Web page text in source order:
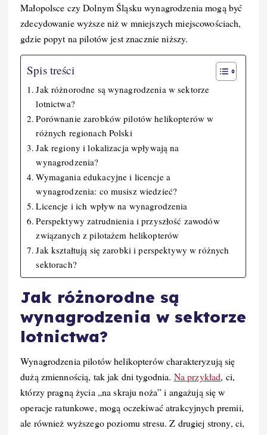
Małopolsce czy Dolnym Śląsku wynagrodzenia mogą być
zdecydowanie wyższe niż w mniejszych miejscowościach,
gdzie popyt na pilotów jest znacznie niższy.
Spis treści
Jak różnorodne są wynagrodzenia w sektorze
lotnictwa?
Porównanie zarobków pilotów helikopterów w
różnych regionach Polski
Jak regiony i lokalizacja wpływają na
wynagrodzenia?
Wymagania edukacyjne i licencje a
wynagrodzenia: co musisz wiedzieć?
Licencje i ich wpływ na wynagrodzenia
Perspektywy zatrudnienia i przyszłość zawodów
związanych z pilotażem helikopterów
Jak kształtują się zarobki i perspektywy w różnych
sektorach?
Jak różnorodne są
wynagrodzenia w sektorze
lotnictwa?
Wynagrodzenia pilotów helikopterów charakteryzują się
dużą zmiennością, tak jak dni tygodnia. Na przykład, ci,
którzy pragną życia „na skraju noża” i angażują się w
operacje ratunkowe, mogą oczekiwać atrakcyjnych premii,
ale również wyższego poziomu stresu. Z drugiej strony, ci,